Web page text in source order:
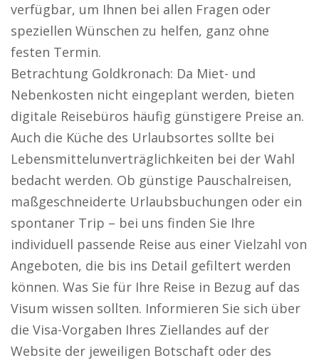
verfügbar, um Ihnen bei allen Fragen oder
speziellen Wünschen zu helfen, ganz ohne
festen Termin.
Betrachtung Goldkronach: Da Miet- und
Nebenkosten nicht eingeplant werden, bieten
digitale Reisebüros häufig günstigere Preise an.
Auch die Küche des Urlaubsortes sollte bei
Lebensmittelunverträglichkeiten bei der Wahl
bedacht werden. Ob günstige Pauschalreisen,
maßgeschneiderte Urlaubsbuchungen oder ein
spontaner Trip – bei uns finden Sie Ihre
individuell passende Reise aus einer Vielzahl von
Angeboten, die bis ins Detail gefiltert werden
können. Was Sie für Ihre Reise in Bezug auf das
Visum wissen sollten. Informieren Sie sich über
die Visa-Vorgaben Ihres Ziellandes auf der
Website der jeweiligen Botschaft oder des